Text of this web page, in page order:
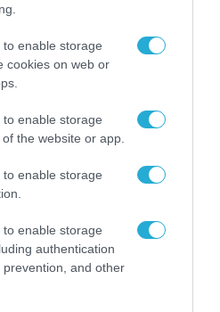
enable storage
cookies on web or
enable storage
the website or app.
enable storage
enable storage
authentication
and other
Η «αιχμηρή» ανάρτηση